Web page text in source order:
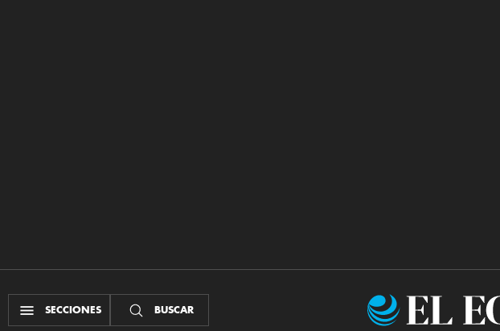
SECCIONES BUSCAR